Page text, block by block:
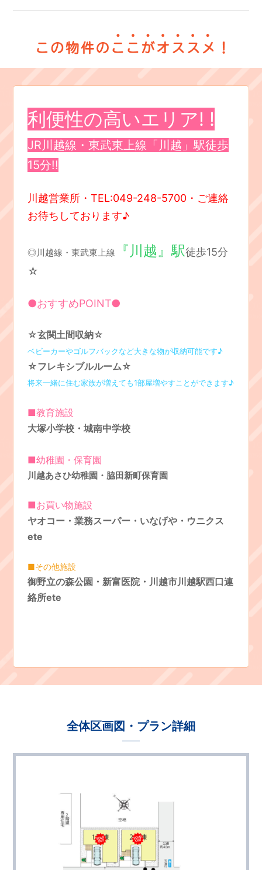
利便性の高いエリア! !
JR川越線・東武東上線「川越」駅徒歩
15分!!
川越営業所・TEL:049-248-5700・ご連絡
お待ちしております♪
◎川越線・東武東上線 『川越』駅徒歩15分
☆
●おすすめPOINT●
☆玄関土間収納☆
ベビーカーやゴルフバックなど大きな物が収納可能です♪
☆フレキシブルルーム☆
将来一緒に住む家族が増えても1部屋増やすことができます♪
■教育施設
大塚小学校・城南中学校
■幼稚園・保育園
川越あさひ幼稚園・脇田新町保育園
■お買い物施設
ヤオコー・業務スーパー・いなげや・ウニクス
ete
■その他施設
御野立の森公園・新富医院・川越市川越駅西口連
絡所ete
全体区画図・プラン詳細